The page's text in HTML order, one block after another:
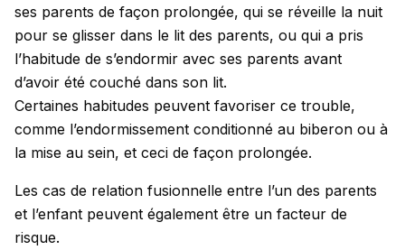
ses parents de façon prolongée, qui se réveille la nuit
pour se glisser dans le lit des parents, ou qui a pris
l’habitude de s’endormir avec ses parents avant
d’avoir été couché dans son lit.
Certaines habitudes peuvent favoriser ce trouble,
comme l’endormissement conditionné au biberon ou à
la mise au sein, et ceci de façon prolongée.
Les cas de relation fusionnelle entre l’un des parents
et l’enfant peuvent également être un facteur de
risque.